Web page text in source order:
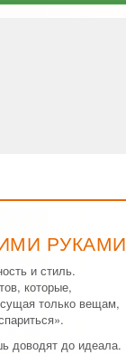
РУКАМИ
и стиль.
которые,
только вещам,
доводят до идеала.